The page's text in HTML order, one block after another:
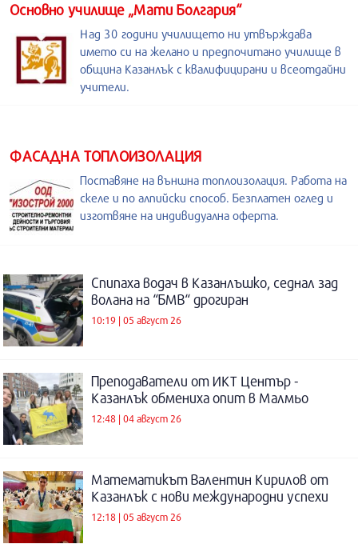
Основно училище „Мати Болгария“
Над 30 години училището ни утвърждава
името си на желано и предпочитано училище в
община Казанлък с квалифицирани и всеотдайни
учители.
ФАСАДНА ТОПЛОИЗОЛАЦИЯ
Поставяне на външна топлоизолация. Работа на
скеле и по алпийски способ. Безплатен оглед и
изготвяне на индивидуална оферта.
Спипаха водач в Казанлъшко, седнал зад
волана на “БМВ“ дрогиран
10:19 | 05 август 26
Преподаватели от ИКТ Център -
Казанлък обмениха опит в Малмьо
12:48 | 04 август 26
Математикът Валентин Кирилов от
Казанлък с нови международни успехи
12:18 | 05 август 26